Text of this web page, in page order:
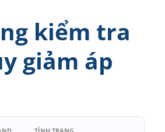
kiểm tra
giảm áp